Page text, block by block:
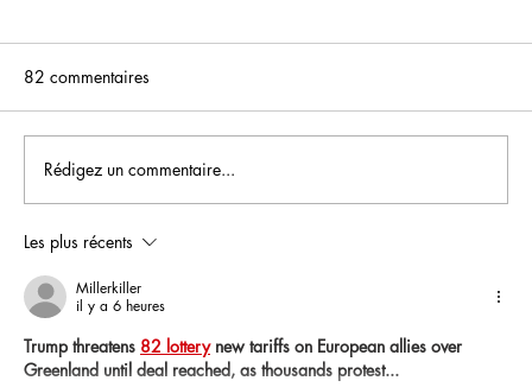
de la restauration : quel choix pour attirer
les clients ?
82 commentaires
Rédigez un commentaire...
Les plus récents
Millerkiller
il y a 6 heures
Trump threatens 82 lottery new tariffs on European allies over
Greenland until deal reached, as thousands protest...